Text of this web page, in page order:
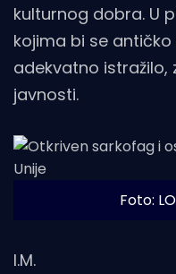
kulturnog dobra. U
kojima bi se
adekvatno istražilo,
javnosti.
Foto:
I.M.